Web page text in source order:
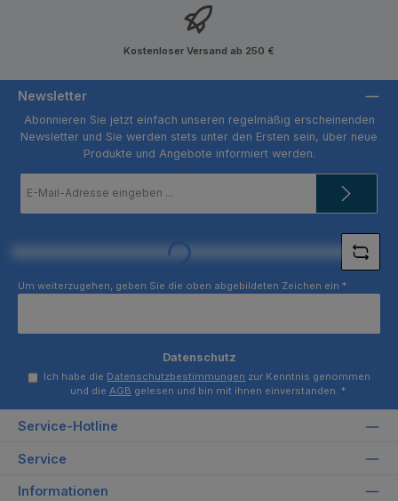
Kostenloser Versand ab 250 €
Newsletter
Abonnieren Sie jetzt einfach unseren regelmäßig erscheinenden
Newsletter und Sie werden stets unter den Ersten sein, über neue
Produkte und Angebote informiert werden.
Mail-
Loading...
Um weiterzugehen, geben Sie die oben abgebildeten Zeichen ein *
Datenschutz
Ich habe die Datenschutzbestimmungen zur Kenntnis genommen
und die AGB gelesen und bin mit ihnen einverstanden. *
Service-Hotline
Service
Informationen